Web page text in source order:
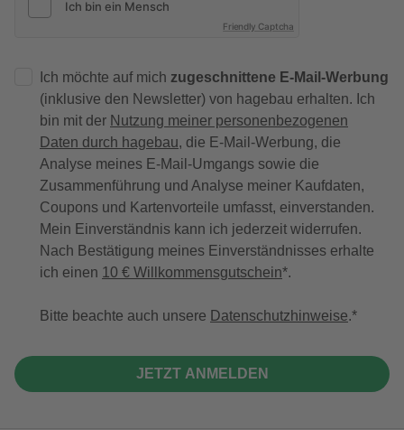
Friendly Captcha
Ich möchte auf mich zugeschnittene E-Mail-Werbung
(inklusive den Newsletter) von hagebau erhalten. Ich
bin mit der Nutzung meiner personenbezogenen
Daten durch hagebau, die E-Mail-Werbung, die
Analyse meines E-Mail-Umgangs sowie die
Zusammenführung und Analyse meiner Kaufdaten,
Coupons und Kartenvorteile umfasst, einverstanden.
Mein Einverständnis kann ich jederzeit widerrufen.
Nach Bestätigung meines Einverständnisses erhalte
ich einen 10 € Willkommensgutschein*.
Bitte beachte auch unsere Datenschutzhinweise.
JETZT ANMELDEN